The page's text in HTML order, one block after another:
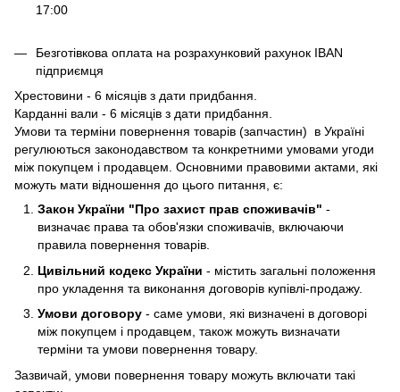
17:00
Безготівкова оплата на розрахунковий рахунок IBAN
підприємця
Хрестовини - 6 місяців з дати придбання.
Карданні вали - 6 місяців з дати придбання.
Умови та терміни повернення товарів (запчастин) в Україні
регулюються законодавством та конкретними умовами угоди
між покупцем і продавцем. Основними правовими актами, які
можуть мати відношення до цього питання, є:
Закон України "Про захист прав споживачів" -
визначає права та обов'язки споживачів, включаючи
правила повернення товарів.
Цивільний кодекс України - містить загальні положення
про укладення та виконання договорів купівлі-продажу.
Умови договору - саме умови, які визначені в договорі
між покупцем і продавцем, також можуть визначати
терміни та умови повернення товару.
Зазвичай, умови повернення товару можуть включати такі